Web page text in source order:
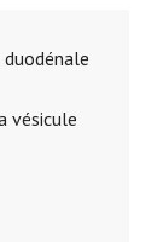
vésicule